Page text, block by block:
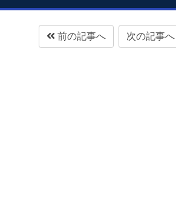
前の記事へ 次の記事